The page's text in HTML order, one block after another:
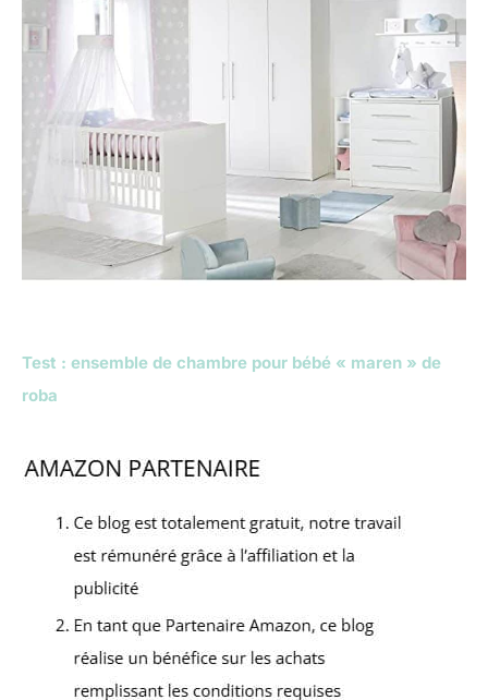
Test : ensemble de chambre pour bébé « maren » de
roba